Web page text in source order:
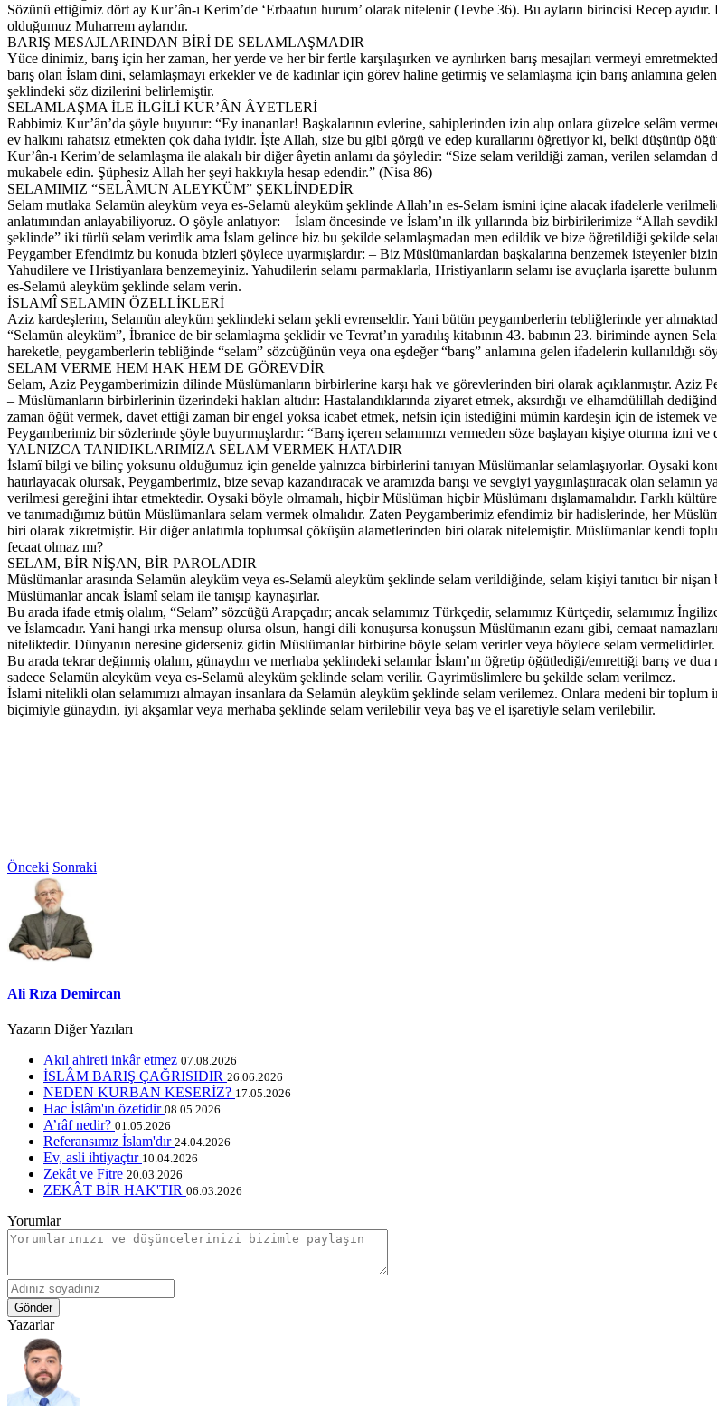
Sözünü ettiğimiz dört ay Kur’ân-ı Kerim’de ‘Erbaatun hurum’ olarak nitelenir (Tevbe 36). Bu ayların birincisi Recep
olduğumuz Muharrem aylarıdır.
BARIŞ MESAJLARINDAN BİRİ DE SELAMLAŞMADIR
Yüce dinimiz, barış için her zaman, her yerde ve her bir fertle karşılaşırken ve ayrılırken barış mesajları vermeyi
barış olan İslam dini, selamlaşmayı erkekler ve de kadınlar için görev haline getirmiş ve selamlaşma için barış anlamına
şeklindeki söz dizilerini belirlemiştir.
SELAMLAŞMA İLE İLGİLİ KUR’ÂN ÂYETLERİ
Rabbimiz Kur’ân’da şöyle buyurur: “Ey inananlar! Başkalarının evlerine, sahiplerinden izin alıp onlara güzelce selâm
ev halkını rahatsız etmekten çok daha iyidir. İşte Allah, size bu gibi görgü ve edep kurallarını öğretiyor ki, belki düşünüp
Kur’ân-ı Kerim’de selamlaşma ile alakalı bir diğer âyetin anlamı da şöyledir: “Size selam verildiği zaman, verilen selamdan
mukabele edin. Şüphesiz Allah her şeyi hakkıyla hesap edendir.” (Nisa 86)
SELAMIMIZ “SELÂMUN ALEYKÜM” ŞEKLİNDEDİR
Selam mutlaka Selamün aleyküm veya es-Selamü aleyküm şeklinde Allah’ın es-Selam ismini içine alacak ifadelerle
anlatımından anlayabiliyoruz. O şöyle anlatıyor: – İslam öncesinde ve İslam’ın ilk yıllarında biz birbirilerimize “Allah
şeklinde” iki türlü selam verirdik ama İslam gelince biz bu şekilde selamlaşmadan men edildik ve bize öğretildiği şekilde
Peygamber Efendimiz bu konuda bizleri şöylece uyarmışlardır: – Biz Müslümanlardan başkalarına benzemek isteyenler
Yahudilere ve Hristiyanlara benzemeyiniz. Yahudilerin selamı parmaklarla, Hristiyanların selamı ise avuçlarla işarette
es-Selamü aleyküm şeklinde selam verin.
İSLAMÎ SELAMIN ÖZELLİKLERİ
Aziz kardeşlerim, Selamün aleyküm şeklindeki selam şekli evrenseldir. Yani bütün peygamberlerin tebliğlerinde yer
“Selamün aleyküm”, İbranice de bir selamlaşma şeklidir ve Tevrat’ın yaradılış kitabının 43. babının 23. biriminde aynen
hareketle, peygamberlerin tebliğinde “selam” sözcüğünün veya ona eşdeğer “barış” anlamına gelen ifadelerin kullanıldığı
SELAM VERME HEM HAK HEM DE GÖREVDİR
Selam, Aziz Peygamberimizin dilinde Müslümanların birbirlerine karşı hak ve görevlerinden biri olarak açıklanmıştır. Aziz
– Müslümanların birbirlerinin üzerindeki hakları altıdır: Hastalandıklarında ziyaret etmek, aksırdığı ve elhamdülillah
zaman öğüt vermek, davet ettiği zaman bir engel yoksa icabet etmek, nefsin için istediğini mümin kardeşin için de istemek ve
Peygamberimiz bir sözlerinde şöyle buyurmuşlardır: “Barış içeren selamımızı vermeden söze başlayan kişiye oturma izni
YALNIZCA TANIDIKLARIMIZA SELAM VERMEK HATADIR
İslamî bilgi ve bilinç yoksunu olduğumuz için genelde yalnızca birbirlerini tanıyan Müslümanlar selamlaşıyorlar. Oysaki
hatırlayacak olursak, Peygamberimiz, bize sevap kazandıracak ve aramızda barışı ve sevgiyi yaygınlaştıracak olan selamın
verilmesi gereğini ihtar etmektedir. Oysaki böyle olmamalı, hiçbir Müslüman hiçbir Müslümanı dışlamamalıdır. Farklı
ve tanımadığımız bütün Müslümanlara selam vermek olmalıdır. Zaten Peygamberimiz efendimiz bir hadislerinde, her
biri olarak zikretmiştir. Bir diğer anlatımla toplumsal çöküşün alametlerinden biri olarak nitelemiştir. Müslümanlar kendi
fecaat olmaz mı?
SELAM, BİR NİŞAN, BİR PAROLADIR
Müslümanlar arasında Selamün aleyküm veya es-Selamü aleyküm şeklinde selam verildiğinde, selam kişiyi tanıtıcı bir
Müslümanlar ancak İslamî selam ile tanışıp kaynaşırlar.
Bu arada ifade etmiş olalım, “Selam” sözcüğü Arapçadır; ancak selamımız Türkçedir, selamımız Kürtçedir, selamımız
ve İslamcadır. Yani hangi ırka mensup olursa olsun, hangi dili konuşursa konuşsun Müslümanın ezanı gibi, cemaat
niteliktedir. Dünyanın neresine giderseniz gidin Müslümanlar birbirine böyle selam verirler veya böylece selam vermelidirler.
Bu arada tekrar değinmiş olalım, günaydın ve merhaba şeklindeki selamlar İslam’ın öğretip öğütlediği/emrettiği barış ve
sadece Selamün aleyküm veya es-Selamü aleyküm şeklinde selam verilir. Gayrimüslimlere bu şekilde selam verilmez.
İslami nitelikli olan selamımızı almayan insanlara da Selamün aleyküm şeklinde selam verilemez. Onlara medeni bir toplum
biçimiyle günaydın, iyi akşamlar veya merhaba şeklinde selam verilebilir veya baş ve el işaretiyle selam verilebilir.
Önceki Sonraki
Ali Rıza Demircan
Yazarın Diğer Yazıları
Akıl ahireti inkâr etmez 07.08.2026
İSLÂM BARIŞ ÇAĞRISIDIR 26.06.2026
NEDEN KURBAN KESERİZ? 17.05.2026
Hac İslâm'ın özetidir 08.05.2026
A’râf nedir? 01.05.2026
Referansımız İslam'dır 24.04.2026
Ev, asli ihtiyaçtır 10.04.2026
Zekât ve Fitre 20.03.2026
ZEKÂT BİR HAK'TIR 06.03.2026
Yorumlar
Gönder
Yazarlar